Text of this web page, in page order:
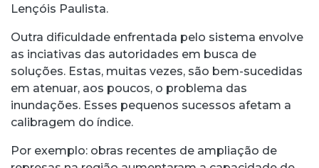
Lençóis Paulista.
Outra dificuldade enfrentada pelo sistema envolve
as inciativas das autoridades em busca de
soluções. Estas, muitas vezes, são bem-sucedidas
em atenuar, aos poucos, o problema das
inundações. Esses pequenos sucessos afetam a
calibragem do índice.
Por exemplo: obras recentes de ampliação de